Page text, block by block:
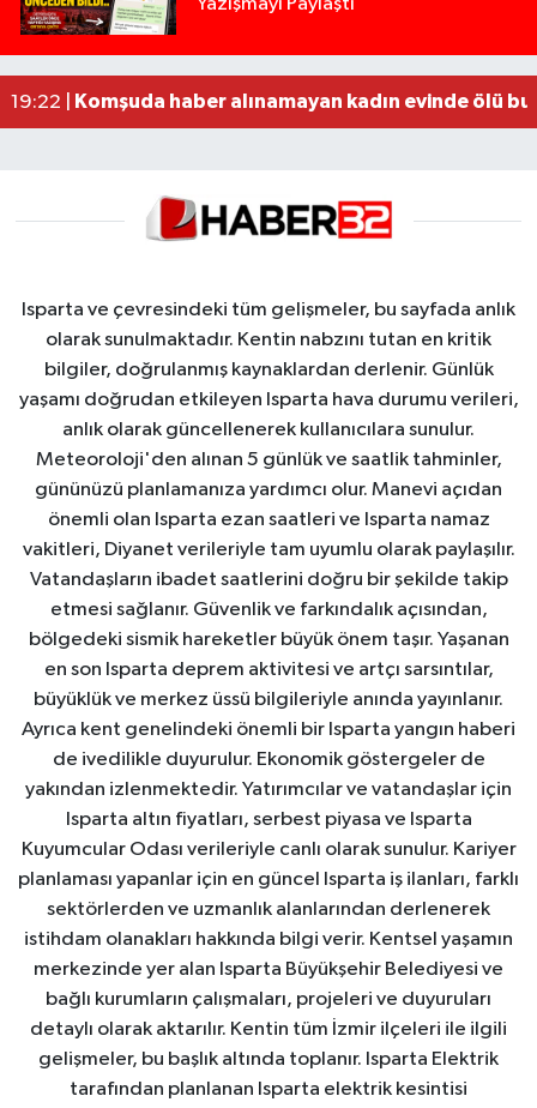
12:48 |
02:26 |MOTOSİKLETLE ÇARPIŞAN OTOMOBİL GÜL
19:22 |
Komşuda haber alınamayan kadın evinde ölü
Isparta ve çevresindeki tüm gelişmeler, bu sayfada anlık
olarak sunulmaktadır. Kentin nabzını tutan en kritik
bilgiler, doğrulanmış kaynaklardan derlenir. Günlük
yaşamı doğrudan etkileyen Isparta hava durumu verileri,
anlık olarak güncellenerek kullanıcılara sunulur.
Meteoroloji'den alınan 5 günlük ve saatlik tahminler,
gününüzü planlamanıza yardımcı olur. Manevi açıdan
önemli olan Isparta ezan saatleri ve Isparta namaz
vakitleri, Diyanet verileriyle tam uyumlu olarak paylaşılır.
Vatandaşların ibadet saatlerini doğru bir şekilde takip
etmesi sağlanır. Güvenlik ve farkındalık açısından,
bölgedeki sismik hareketler büyük önem taşır. Yaşanan
en son Isparta deprem aktivitesi ve artçı sarsıntılar,
büyüklük ve merkez üssü bilgileriyle anında yayınlanır.
Ayrıca kent genelindeki önemli bir Isparta yangın haberi
de ivedilikle duyurulur. Ekonomik göstergeler de
yakından izlenmektedir. Yatırımcılar ve vatandaşlar için
Isparta altın fiyatları, serbest piyasa ve Isparta
Kuyumcular Odası verileriyle canlı olarak sunulur. Kariyer
planlaması yapanlar için en güncel Isparta iş ilanları, farklı
sektörlerden ve uzmanlık alanlarından derlenerek
istihdam olanakları hakkında bilgi verir. Kentsel yaşamın
merkezinde yer alan Isparta Büyükşehir Belediyesi ve
bağlı kurumların çalışmaları, projeleri ve duyuruları
detaylı olarak aktarılır. Kentin tüm İzmir ilçeleri ile ilgili
gelişmeler, bu başlık altında toplanır. Isparta Elektrik
tarafından planlanan Isparta elektrik kesintisi